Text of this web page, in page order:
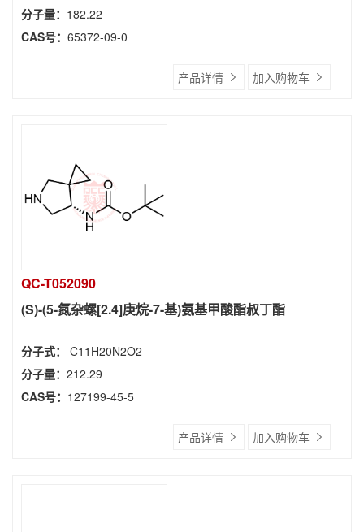
分子量： 182.22
CAS号： 65372-09-0
产品详情 加入购物车
QC-T052090
(S)-(5-氮杂螺[2.4]庚烷-7-基)氨基甲酸酯叔丁酯
分子式： C11H20N2O2
分子量： 212.29
CAS号： 127199-45-5
产品详情 加入购物车